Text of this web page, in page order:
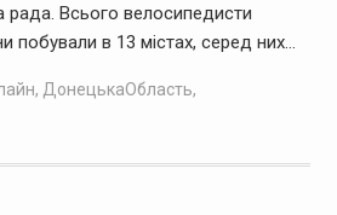
рада. Всього велосипедисти
побували в 13 містах, серед них…
, ДонецькаОбласть,